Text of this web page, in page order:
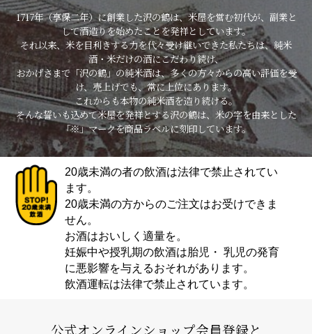
1717年（享保二年）に創業した沢の鶴は、米屋を営む初代が、副業と
して酒造りを始めたことを発祥としています。
それ以来、米を目利きする力を代々受け継いできた私たちは、純米
酒・米だけの酒にこだわり続け、
おかげさまで「沢の鶴」の純米酒は、多くの方々からの高い評価を受
け、売上げでも、常に上位にあります。
これからも本物の純米酒を造り続ける。
そんな誓いも込めて米屋を発祥とする沢の鶴は、米の字を由来とした
「※」マークを商品ラベルに刻印しています。
20歳未満の者の飲酒は法律で禁止されてい
ます。
20歳未満の方からのご注文はお受けできま
せん。
お酒はおいしく適量を。
妊娠中や授乳期の飲酒は胎児・ 乳児の発育
に悪影響を与えるおそれがあります。
飲酒運転は法律で禁止されています。
公式オンラインショップ会員登録と